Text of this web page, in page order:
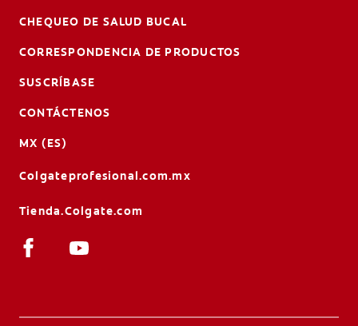
CHEQUEO DE SALUD BUCAL
CORRESPONDENCIA DE PRODUCTOS
SUSCRÍBASE
CONTÁCTENOS
MX (ES)
Colgateprofesional.com.mx
Tienda.Colgate.com